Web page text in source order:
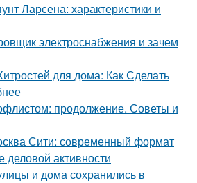
Ларсена: характеристики и
электроснабжения и зачем
для дома: Как Сделать
продолжение. Советы и
Сити: современный формат
активности
и дома сохранились в